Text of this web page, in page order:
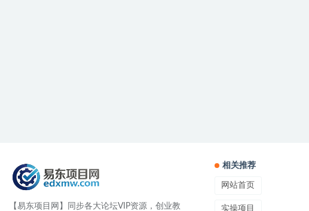
【易东项目网】同步各大论坛VIP资源，创业教
相关推荐
网站首页
实操项目